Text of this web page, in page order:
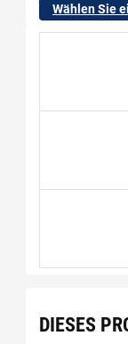
Wählen Sie
DIESES